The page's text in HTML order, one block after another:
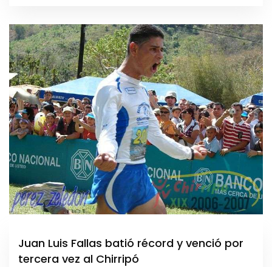
Juan Luis Fallas batió récord y venció por
tercera vez al Chirripó